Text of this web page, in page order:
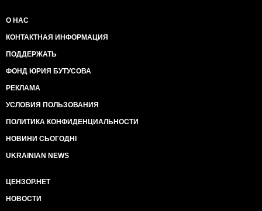
О НАС
КОНТАКТНАЯ ИНФОРМАЦИЯ
ПОДДЕРЖАТЬ
ФОНД ЮРИЯ БУТУСОВА
РЕКЛАМА
УСЛОВИЯ ПОЛЬЗОВАНИЯ
ПОЛИТИКА КОНФИДЕНЦИАЛЬНОСТИ
НОВИНИ СЬОГОДНІ
UKRAINIAN NEWS
ЦЕНЗОР.НЕТ
НОВОСТИ